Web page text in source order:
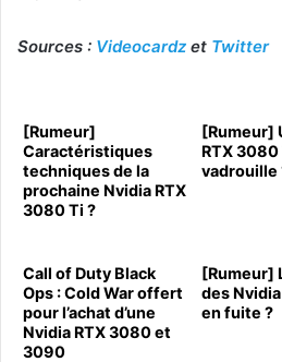
Sources : Videocardz et Twitter
[Rumeur]
Caractéristiques
techniques de la
prochaine Nvidia RTX
3080 Ti ?
[Rumeur]
RTX 3080
vadrouille
Call of Duty Black
Ops : Cold War offert
pour l’achat d’une
Nvidia RTX 3080 et
3090
[Rumeur]
des
en fuite ?